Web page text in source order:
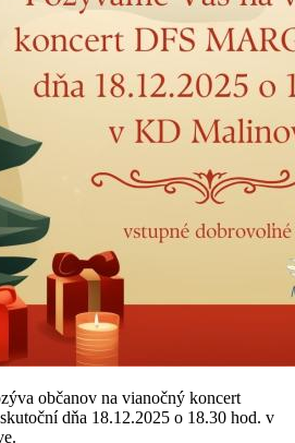
občanov na vianočný koncert
dňa 18.12.2025 o 18.30 hod. v